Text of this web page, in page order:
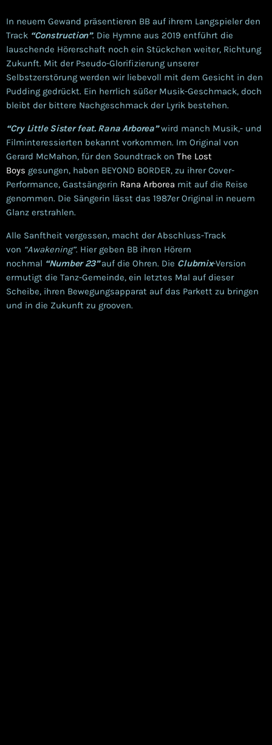
In neuem Gewand präsentieren BB auf ihrem Langspieler den
Track “Construction”. Die Hymne aus 2019 entführt die
lauschende Hörerschaft noch ein Stückchen weiter, Richtung
Zukunft. Mit der Pseudo-Glorifizierung unserer
Selbstzerstörung werden wir liebevoll mit dem Gesicht in den
Pudding gedrückt. Ein herrlich süßer Musik-Geschmack, doch
bleibt der bittere Nachgeschmack der Lyrik bestehen.
“Cry Little Sister feat. Rana Arborea”wird manch Musik,- und
Filminteressierten bekannt vorkommen. Im Original von
Gerard McMahon, für den Soundtrack on The Lost
Boys gesungen, haben BEYOND BORDER, zu ihrer Cover-
Performance, Gastsängerin Rana Arborea mit auf die Reise
genommen. Die Sängerin lässt das 1987er Original in neuem
Glanz erstrahlen.
Alle Sanftheit vergessen, macht der Abschluss-Track
von “Awakening”. Hier geben BB ihren Hörern
nochmal “Number 23” auf die Ohren. Die Clubmix-Version
ermutigt die Tanz-Gemeinde, ein letztes Mal auf dieser
Scheibe, ihren Bewegungsapparat auf das Parkett zu bringen
und in die Zukunft zu grooven.